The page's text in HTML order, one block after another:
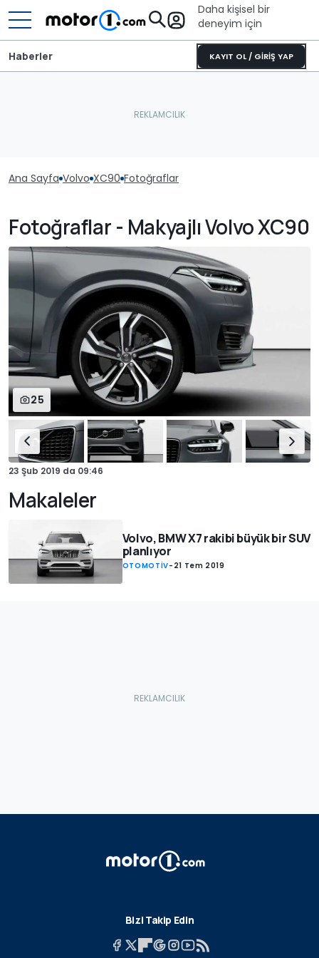
Daha kişisel bir
deneyim için
KAYIT OL / GİRİŞ YAP
Haberler
Ana Sayfa Volvo XC90 Fotoğraflar
Fotoğraflar - Makyajlı Volvo XC90
25
23 Şub 2019 da 09:46
Makaleler
Volvo, BMW X7 rakibi büyük bir SUV
planlıyor
OTOMOTİV- 21 Tem 2019
Bizi Takip Edin